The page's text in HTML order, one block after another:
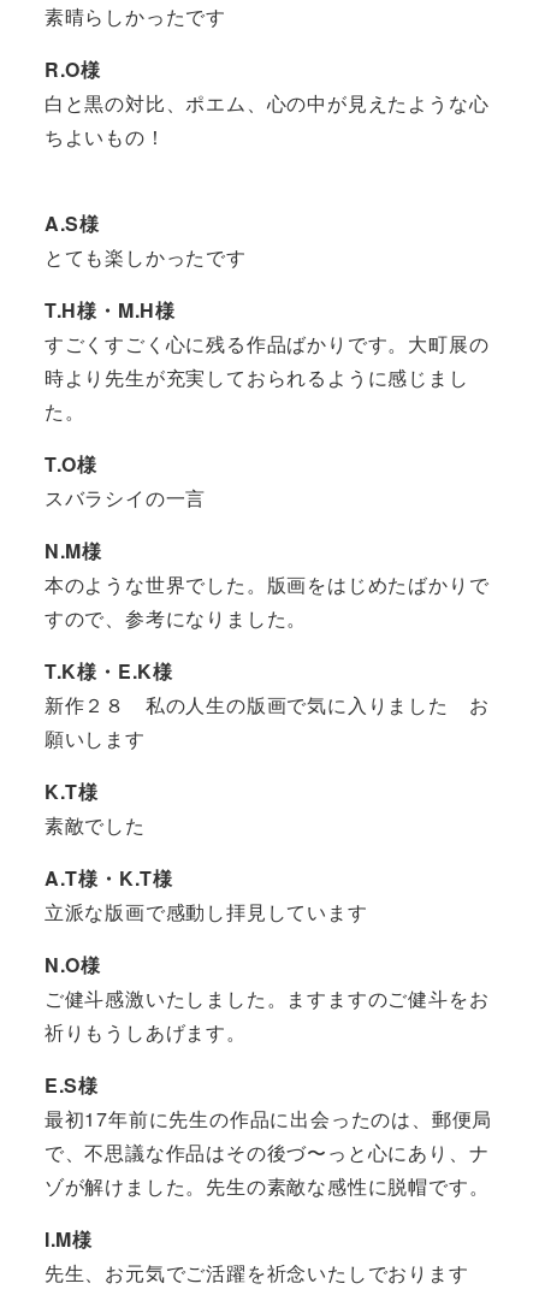
素晴らしかったです
R.O様
白と黒の対比、ポエム、心の中が見えたような心
ちよいもの！
A.S様
とても楽しかったです
T.H様・M.H様
すごくすごく心に残る作品ばかりです。大町展の
時より先生が充実しておられるように感じまし
た。
T.O様
スバラシイの一言
N.M様
本のような世界でした。版画をはじめたばかりで
すので、参考になりました。
T.K様・E.K様
新作２８ 私の人生の版画で気に入りました お
願いします
K.T様
素敵でした
A.T様・K.T様
立派な版画で感動し拝見しています
N.O様
ご健斗感激いたしました。ますますのご健斗をお
祈りもうしあげます。
E.S様
最初17年前に先生の作品に出会ったのは、郵便局
で、不思議な作品はその後づ〜っと心にあり、ナ
ゾが解けました。先生の素敵な感性に脱帽です。
I.M様
先生、お元気でご活躍を祈念いたしでおります